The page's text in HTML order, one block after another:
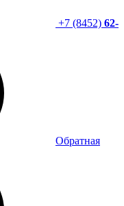
+7 (8452) 62-
Обратная